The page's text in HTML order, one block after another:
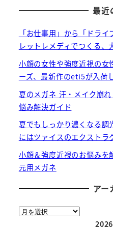
最近
「お仕事用」から「ドラ
レットレメディでつくる
小顔の女性や強度近視の
ーズ、最新作のeti5が入荷
夏のメガネ 汗・メイク崩
悩み解決ガイド
夏でもしっかり濃くなる
にはツァイスのエクストラ
小顔＆強度近視のお悩み
元用メガネ
アー
ア